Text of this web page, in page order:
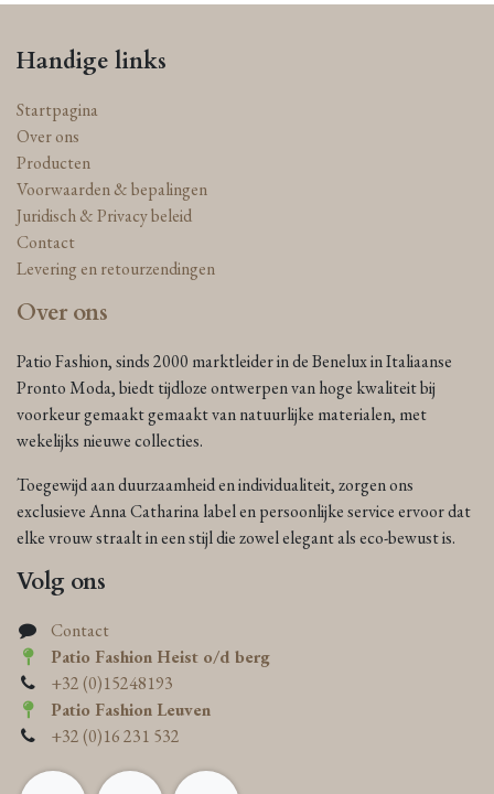
Handige links
Startpagina
Over ons
Producten
Voorwaarden & bepalingen
Juridisch & Privacy beleid
Contact
Levering en retourzendingen
Over ons
Patio Fashion, sinds 2000 marktleider in de Benelux in Italiaanse
Pronto Moda, biedt tijdloze ontwerpen van hoge kwaliteit bij
voorkeur gemaakt gemaakt van natuurlijke materialen, met
wekelijks nieuwe collecties.
Toegewijd aan duurzaamheid en individualiteit, zorgen ons
exclusieve Anna Catharina label en persoonlijke service ervoor dat
elke vrouw straalt in een stijl die zowel elegant als eco-bewust is.
Volg ons
Contact
Patio Fashion Heist o/d berg
+32 (0)15248193
Patio Fashion Leuven
+32 (0)16 231 532